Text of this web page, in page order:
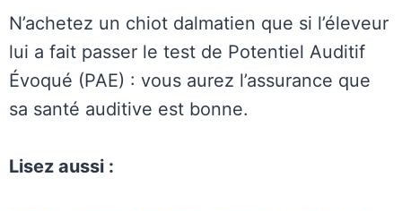
N’achetez un chiot dalmatien que si l’éleveur
lui a fait passer le test de Potentiel Auditif
Évoqué (PAE) : vous aurez l’assurance que
sa santé auditive est bonne.
Lisez aussi :